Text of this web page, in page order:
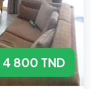
4 800 TND